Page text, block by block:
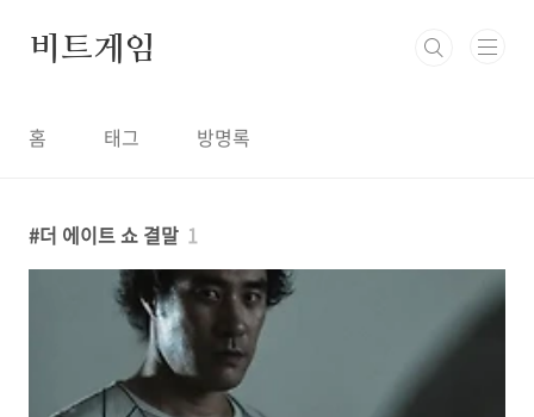
비트게임
홈 태그 방명록
더 에이트 쇼 결말 1